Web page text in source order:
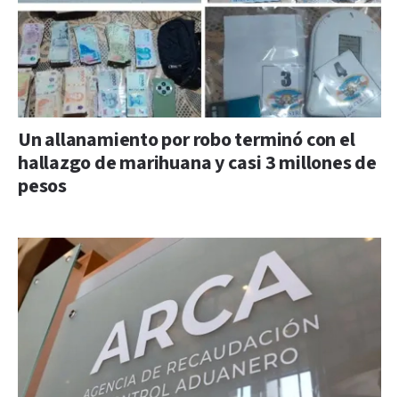
Un allanamiento por robo terminó con el
hallazgo de marihuana y casi 3 millones de
pesos